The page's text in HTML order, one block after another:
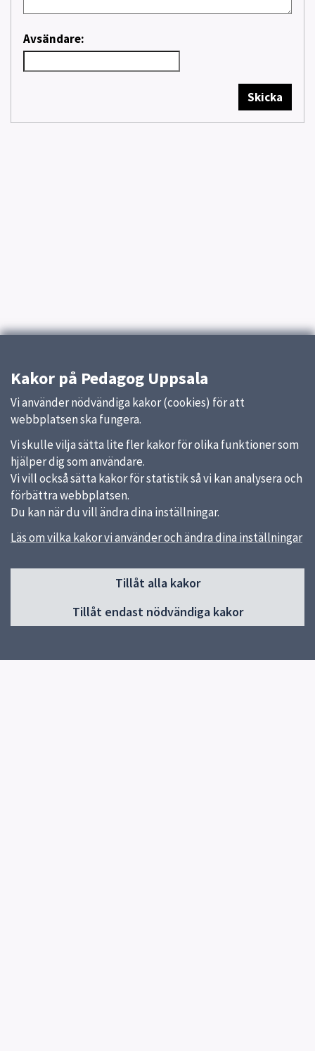
Avsändare:
Skicka
Kakor på Pedagog Uppsala
Vi använder nödvändiga kakor (cookies) för att
webbplatsen ska fungera.
Vi skulle vilja sätta lite fler kakor för olika funktioner som
hjälper dig som användare.
Vi vill också sätta kakor för statistik så vi kan analysera och
förbättra webbplatsen.
Du kan när du vill ändra dina inställningar.
Läs om vilka kakor vi använder och ändra dina inställningar
Tillåt alla kakor
Tillåt endast nödvändiga kakor
Sidfot
Om Pedagog Uppsala